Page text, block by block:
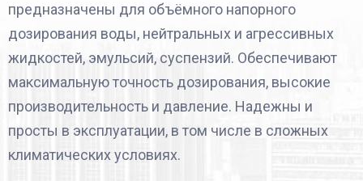
предназначены для объёмного напорного
дозирования воды, нейтральных и агрессивных
жидкостей, эмульсий, суспензий. Обеспечивают
максимальную точность дозирования, высокие
производительность и давление. Надежны и
просты в эксплуатации, в том числе в сложных
климатических условиях.